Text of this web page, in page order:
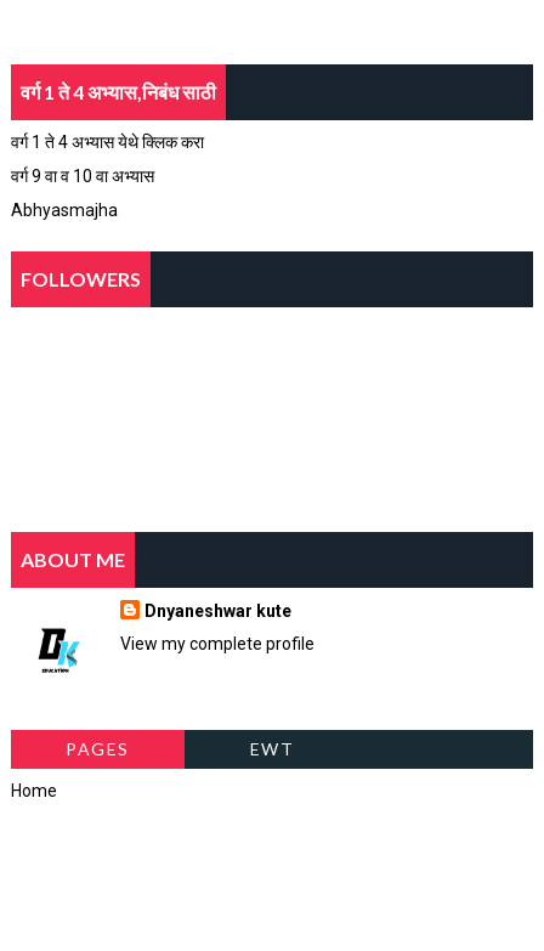
वर्ग 1 ते 4 अभ्यास,निबंध साठी
वर्ग 1 ते 4 अभ्यास येथे क्लिक करा
वर्ग 9 वा व 10 वा अभ्यास
Abhyasmajha
FOLLOWERS
ABOUT ME
Dnyaneshwar kute
View my complete profile
PAGES EWT
Home